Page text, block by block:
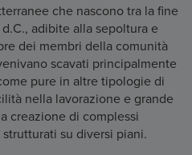
che nascono tra la fine
adibite alla sepoltura e
dei membri della comunità
scavati principalmente
pure in altre tipologie di
nella lavorazione e grande
creazione di complessi
su diversi piani.